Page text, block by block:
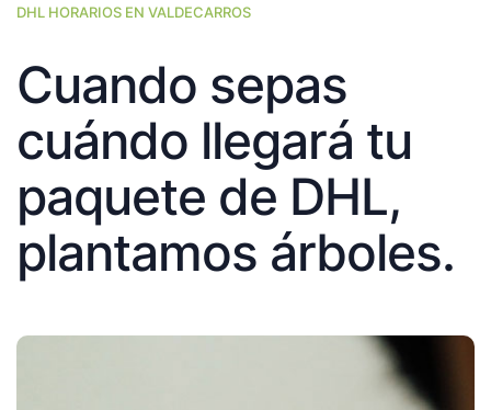
DHL HORARIOS EN VALDECARROS
Cuando sepas
cuándo llegará tu
paquete de DHL,
plantamos árboles.